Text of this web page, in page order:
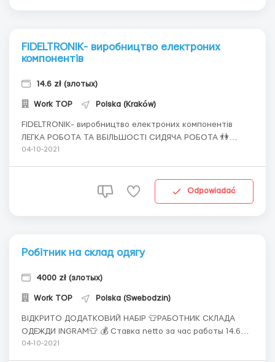
FIDELTRONIK- виробництво електроних
компонентів
14.6 zł (злотых)
Work TOP Polska (Kraków)
FIDELTRONIK- виробництво електроних компонентів
ЛЕГКА РОБОТА ТА ВБІЛЬШОСТІ СИДЯЧА РОБОТА 👫
Чоловіки, Жінки, Пари до 50 Ставка 14.59 zł 🛠Обовязки:
місто згідно схеми; - сортування компо...
04-10-2021
Odpowiadać
Робітник на склад одягу
4000 zł (злотых)
Work TOP Polska (Swebodzin)
ВІДКРИТО ДОДАТКОВИЙ НАБІР 👕РАБОТНИК СКЛАДА
ОДЕЖДИ INGRAM👕 💰 Ставка netto за час работы 14.64
zł 💰 С сертификатом - 18,30 netto 👨‍👩‍👦 Мужчины,
04-10-2021